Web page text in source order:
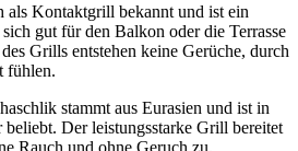
als Kontaktgrill bekannt und ist ein
gut für den Balkon oder die Terrasse
Grills entstehen keine Gerüche, durch
fühlen.
stammt aus Eurasien und ist in
beliebt. Der leistungsstarke Grill bereitet
Rauch und ohne Geruch zu.